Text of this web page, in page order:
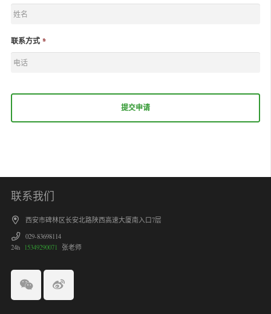
联系方式 *
联系我们
西安市碑林区长安北路陕西高速大厦南入口7层
029-83698114
24h
15349290071 张老师